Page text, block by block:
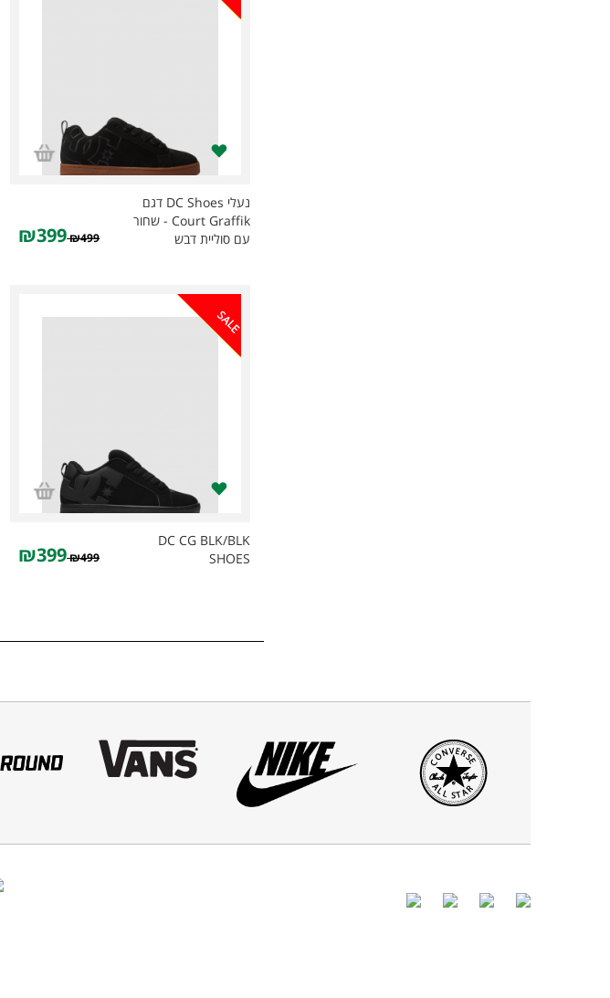
נעלי DC Shoes דגם
Court Graffik - שחור
עם סוליית דבש
₪499
₪399
SALE
DC CG BLK/BLK
SHOES
₪499
₪399